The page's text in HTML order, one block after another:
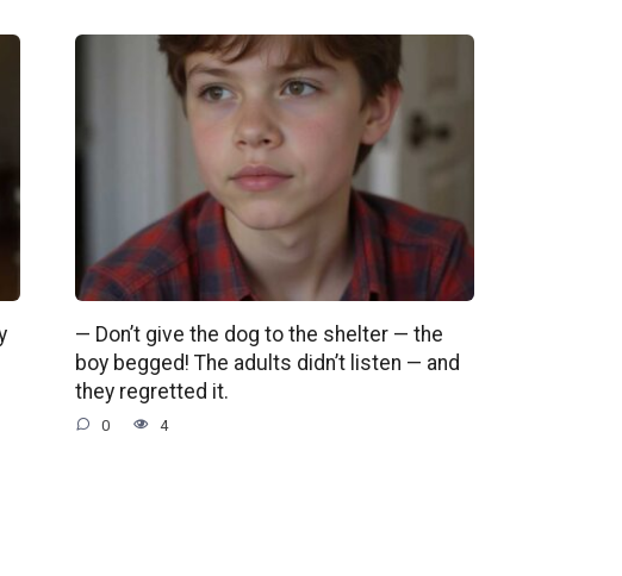
— Don’t give the dog to the shelter — the
boy begged! The adults didn’t listen — and
they regretted it.
0 4